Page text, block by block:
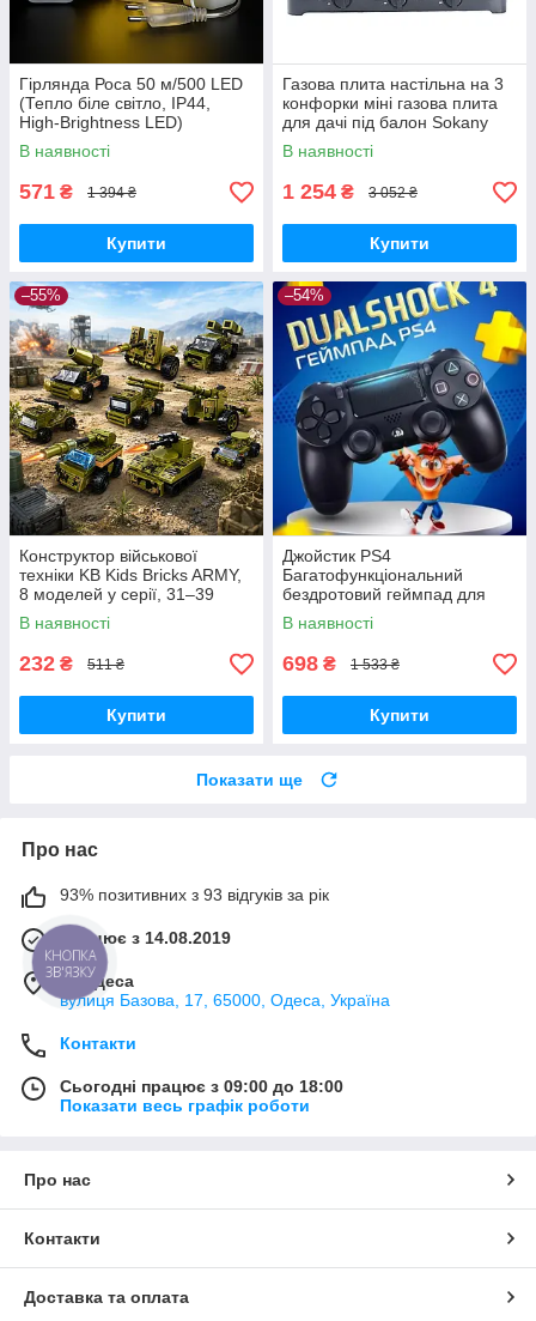
Гірлянда Роса 50 м/500 LED
(Тепло біле світло, IP44,
High-Brightness LED)
В наявності
571 ₴ 1 394 ₴
Купити
Газова плита настільна на 3
конфорки міні газова плита
для дачі під балон Sokany
В наявності
1 254 ₴ 3 052 ₴
Купити
–55%
Конструктор військової
техніки KB Kids Bricks ARMY,
8 моделей у серії, 31–39
деталей, 6+
В наявності
232 ₴ 511 ₴
Купити
–54%
Джойстик PS4
Багатофункціональний
бездротовий геймпад для
Bluetooth-консолі з подвійною
вібрацією DualShock 4 V3.5
PlayStation 4,
В наявності
698 ₴ 1 533 ₴
Купити
Показати ще
Про нас
93% позитивних з 93 відгуків за рік
Працює з 14.08.2019
м. Одеса
вулиця Базова, 17, 65000, Одеса, Україна
Контакти
Сьогодні працює з 09:00 до 18:00
Показати весь графік роботи
Про нас
Контакти
Доставка та оплата
КНОПКА
ЗВ'ЯЗКУ